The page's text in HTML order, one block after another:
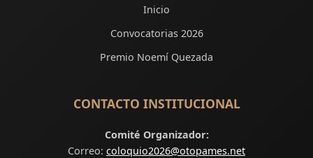
Inicio
Convocatorias 2026
Premio Noemí Quezada
CONTACTO INSTITUCIONAL
Comité Organizador:
Correo: coloquio2026@otopames.net